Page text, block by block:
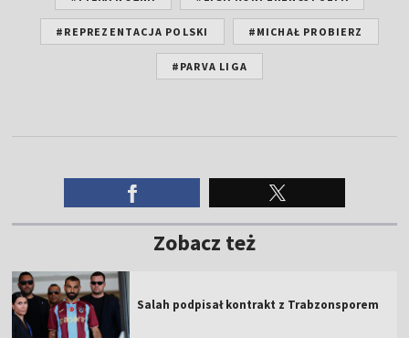
#REPREZENTACJA POLSKI #MICHAŁ PROBIERZ
#PARVA LIGA
Zobacz też
Salah podpisał kontrakt z Trabzonsporem